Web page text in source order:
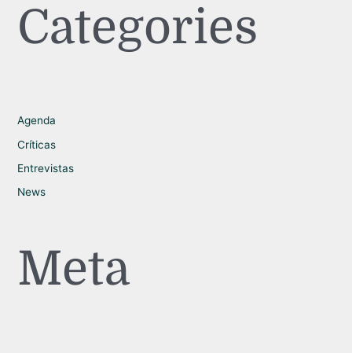
Categories
Agenda
Críticas
Entrevistas
News
Meta